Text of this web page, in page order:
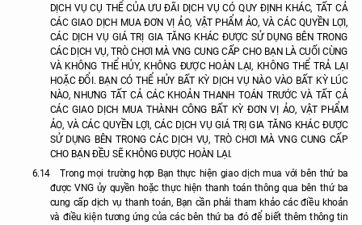
DỊCH VỤ CỤ THỂ CỦA ƯU ĐÃI DỊCH VỤ CÓ QUY ĐỊNH KHÁC, TẤT CẢ
CÁC GIAO DỊCH MUA ĐƠN VỊ ẢO, VẬT PHẨM ẢO, VÀ CÁC QUYỀN LỢI,
CÁC DỊCH VỤ GIÁ TRỊ GIA TĂNG KHÁC ĐƯỢC SỬ DỤNG BÊN TRONG
CÁC DỊCH VỤ, TRÒ CHƠI MÀ VNG CUNG CẤP CHO BẠN LÀ CUỐI CÙNG
VÀ KHÔNG THỂ HỦY, KHÔNG ĐƯỢC HOÀN LẠI, KHÔNG THỂ TRẢ LẠI
HOẶC ĐỔI. BẠN CÓ THỂ HỦY BẤT KỲ DỊCH VỤ NÀO VÀO BẤT KỲ LÚC
NÀO, NHƯNG TẤT CẢ CÁC KHOẢN THANH TOÁN TRƯỚC VÀ TẤT CẢ
CÁC GIAO DỊCH MUA THÀNH CÔNG BẤT KỲ ĐƠN VỊ ẢO, VẬT PHẨM
ẢO, VÀ CÁC QUYỀN LỢI, CÁC DỊCH VỤ GIÁ TRỊ GIA TĂNG KHÁC ĐƯỢC
SỬ DỤNG BÊN TRONG CÁC DỊCH VỤ, TRÒ CHƠI MÀ VNG CUNG CẤP
CHO BẠN ĐỀU SẼ KHÔNG ĐƯỢC HOÀN LẠI.
6.14
Trong mọi trường hợp Bạn thực hiện giao dịch mua với bên thứ ba
được VNG ủy quyền hoặc thực hiện thanh toán thông qua bên thứ ba
cung cấp dịch vụ thanh toán, Bạn cần phải tham khảo các điều khoản
và điều kiện tương ứng của các bên thứ ba đó để biết thêm thông tin